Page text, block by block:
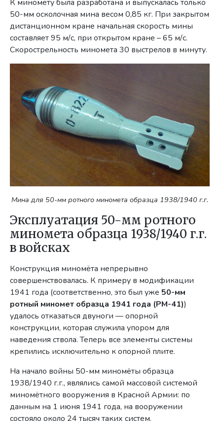
К миномету была разработана и выпускалась только
50-мм осколочная мина весом 0,85 кг. При закрытом
дистанционном кране начальная скорость мины
составляет 95 м/с, при открытом кране – 65 м/с.
Скорострельность миномета 30 выстрелов в минуту.
Мина для 50-мм ротного миномета образца 1938/1940 г.г.
Эксплуатация 50-мм ротного
миномета образца 1938/1940 г.г.
в войсках
Конструкция миномёта непрерывно
совершенствовалась. К примеру в модификации
1941 года (соответственно, это был уже 50-мм
ротный миномет образца 1941 года (РМ-41))
удалось отказаться двуноги — опорной
конструкции, которая служила упором для
наведения ствола. Теперь все элементы системы
крепились исключительно к опорной плите.
На начало войны 50-мм миномёты образца
1938/1940 г.г., являлись самой массовой системой
миномётного вооружения в Красной Армии: по
данным на 1 июня 1941 года, на вооружении
состояло около 24 тысяч таких систем.